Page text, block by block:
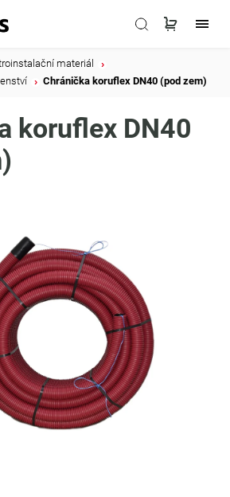
materiál
Chránička koruflex DN40 (pod zem)
koruflex DN40